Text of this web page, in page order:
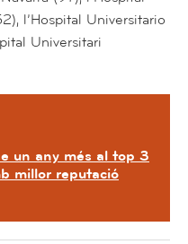
l’Hospital Universitario
Universitari
un any més al top 3
millor reputació